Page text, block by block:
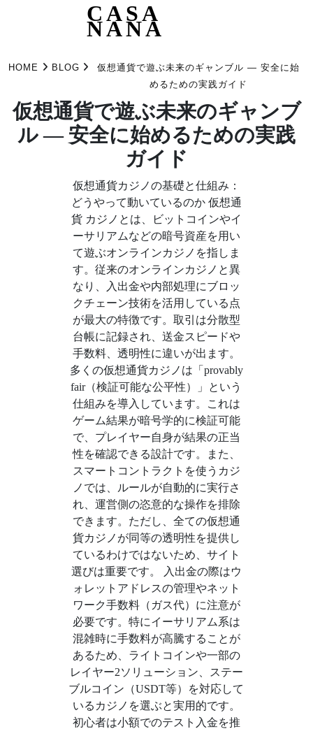
CASA
NANA
HOME BLOG
仮想通貨で遊ぶ未来のギャンブル — 安全に始
めるための実践ガイド
仮想通貨で遊ぶ未来のギャンブ
ル — 安全に始めるための実践
ガイド
仮想通貨カジノの基礎と仕組み：
どうやって動いているのか 仮想通
貨 カジノとは、ビットコインやイ
ーサリアムなどの暗号資産を用い
て遊ぶオンラインカジノを指しま
す。従来のオンラインカジノと異
なり、入出金や内部処理にブロッ
クチェーン技術を活用している点
が最大の特徴です。取引は分散型
台帳に記録され、送金スピードや
手数料、透明性に違いが出ます。
多くの仮想通貨カジノは「provably
fair（検証可能な公平性）」という
仕組みを導入しています。これは
ゲーム結果が暗号学的に検証可能
で、プレイヤー自身が結果の正当
性を確認できる設計です。また、
スマートコントラクトを使うカジ
ノでは、ルールが自動的に実行さ
れ、運営側の恣意的な操作を排除
できます。ただし、全ての仮想通
貨カジノが同等の透明性を提供し
ているわけではないため、サイト
選びは重要です。 入出金の際はウ
ォレットアドレスの管理やネット
ワーク手数料（ガス代）に注意が
必要です。特にイーサリアム系は
混雑時に手数料が高騰することが
あるため、ライトコインや一部の
レイヤー2ソリューション、ステー
ブルコイン（USDT等）を対応して
いるカジノを選ぶと実用的です。
初心者は小額でのテスト入金を推